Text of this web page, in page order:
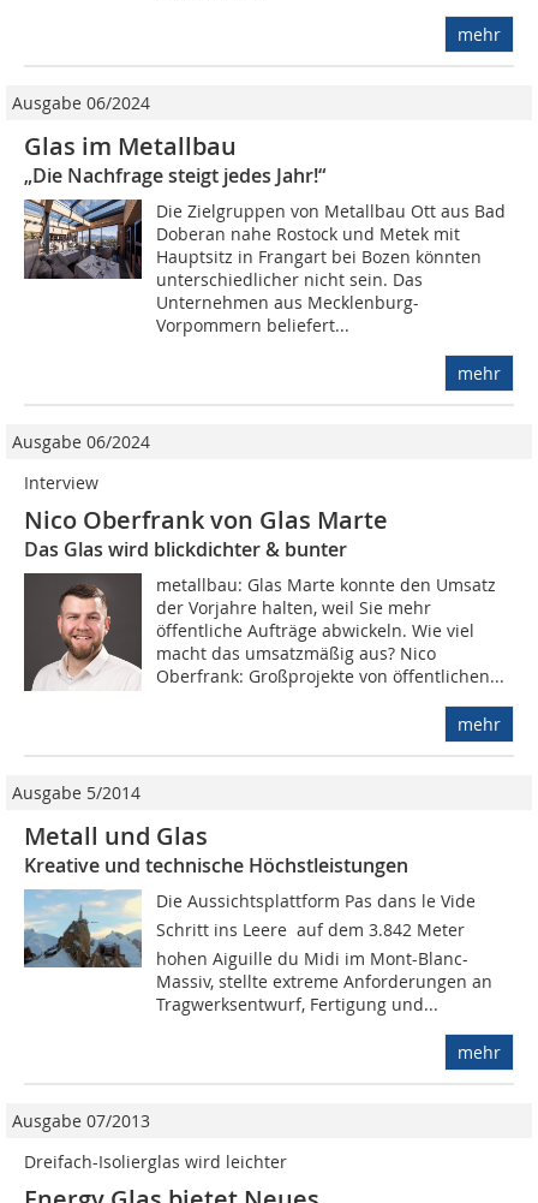
mehr
Ausgabe 06/2024
Glas im Metallbau
„Die Nachfrage steigt jedes Jahr!“
Die Zielgruppen von Metallbau Ott aus Bad
Doberan nahe Rostock und Metek mit
Hauptsitz in Frangart bei Bozen könnten
unterschiedlicher nicht sein. Das
Unternehmen aus Mecklenburg-
Vorpommern beliefert...
mehr
Ausgabe 06/2024
Interview
Nico Oberfrank von Glas Marte
Das Glas wird blickdichter & bunter
metallbau: Glas Marte konnte den Umsatz
der Vorjahre halten, weil Sie mehr
öffentliche Aufträge abwickeln. Wie viel
macht das umsatzmäßig aus? Nico
Oberfrank: Großprojekte von öffentlichen...
mehr
Ausgabe 5/2014
Metall und Glas
Kreative und technische Höchstleistungen
Die Aussichtsplattform Pas dans le Vide 
Schritt ins Leere  auf dem 3.842 Meter
hohen Aiguille du Midi im Mont-Blanc-
Massiv, stellte extreme Anforderungen an
Tragwerksentwurf, Fertigung und...
mehr
Ausgabe 07/2013
Dreifach-Isolierglas wird leichter